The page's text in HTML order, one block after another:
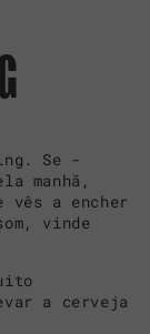
Se -
manhã,
a encher
vinde
a cerveja